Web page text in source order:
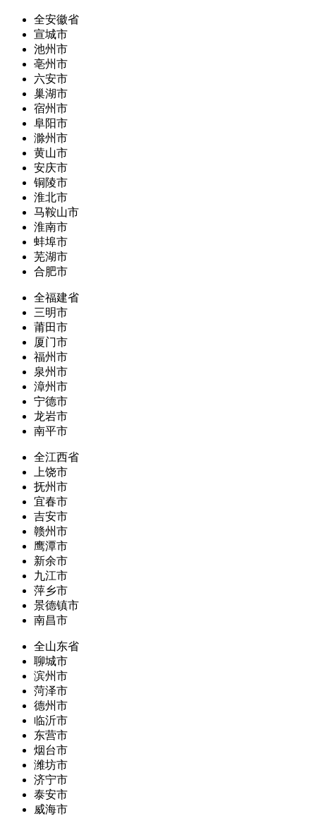
全安徽省
宣城市
池州市
亳州市
六安市
巢湖市
宿州市
阜阳市
滁州市
黄山市
安庆市
铜陵市
淮北市
马鞍山市
淮南市
蚌埠市
芜湖市
合肥市
全福建省
三明市
莆田市
厦门市
福州市
泉州市
漳州市
宁德市
龙岩市
南平市
全江西省
上饶市
抚州市
宜春市
吉安市
赣州市
鹰潭市
新余市
九江市
萍乡市
景德镇市
南昌市
全山东省
聊城市
滨州市
菏泽市
德州市
临沂市
东营市
烟台市
潍坊市
济宁市
泰安市
威海市